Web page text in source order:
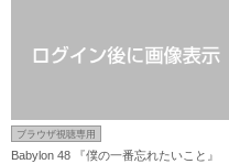
ブラウザ視聴専用
Babylon 48 『僕の一番忘れたいこと』